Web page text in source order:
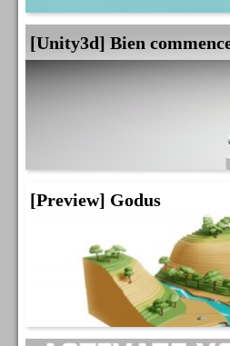
[Unity3d] Bien
[Preview] Godus